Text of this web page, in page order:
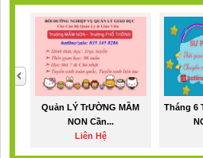
Quản LÝ TrƯỜNG MẦM
NON Cần...
Liên Hệ
Tháng 6